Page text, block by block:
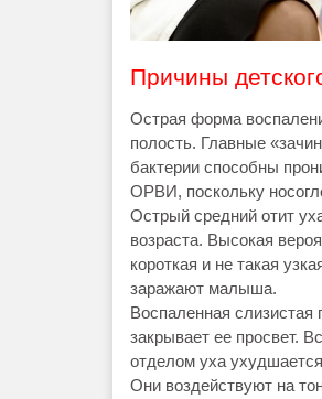
Причины
Острая форма
полость. Главные
бактерии способны
ОРВИ, поскольку
Острый средний отит
возраста. Высокая
короткая и не такая
заражают малыша.
Воспаленная слизистая
закрывает ее просвет.
отделом уха
Они воздействуют на